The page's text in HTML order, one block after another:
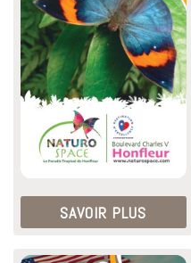
SAVOIR PLUS